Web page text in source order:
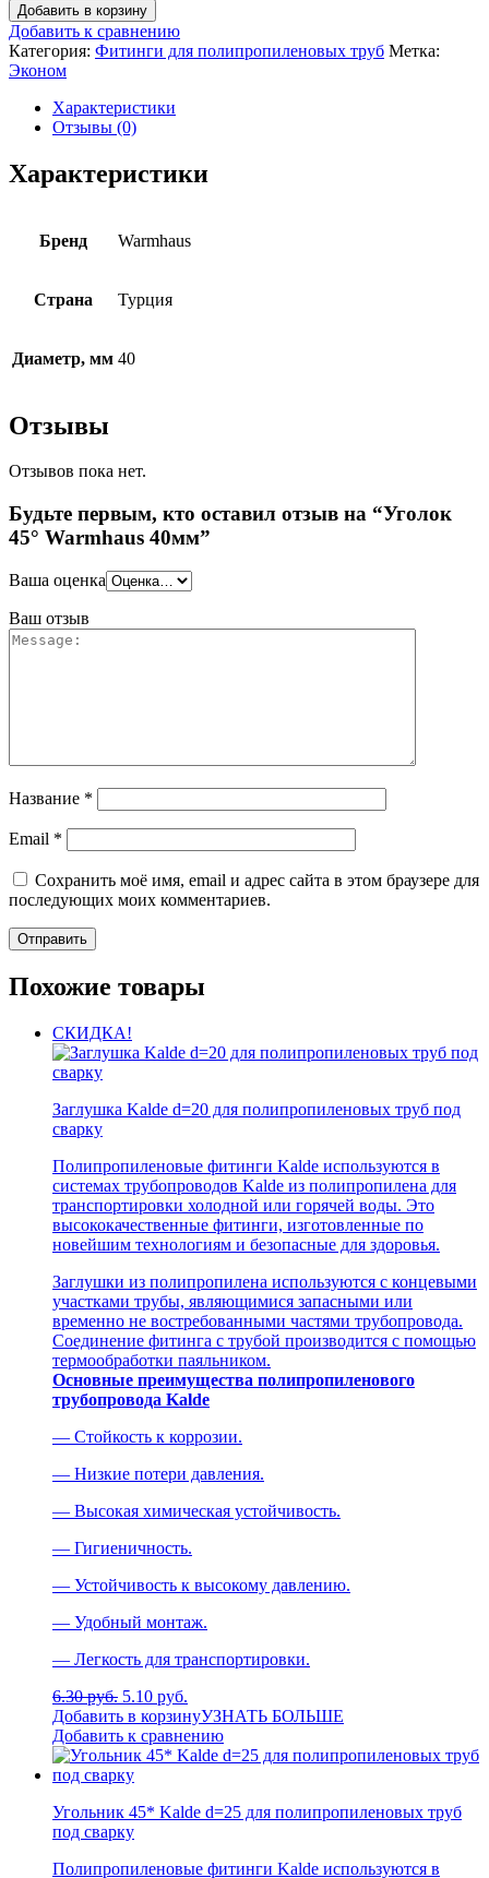
Добавить в корзину
Добавить к сравнению
Категория: Фитинги для полипропиленовых труб Метка:
Эконом
Характеристики
Отзывы (0)
Характеристики
Бренд Warmhaus
Страна Турция
Диаметр, мм 40
Отзывы
Отзывов пока нет.
Будьте первым, кто оставил отзыв на “Уголок
45° Warmhaus 40мм”
Ваша оценка
Ваш отзыв
Название *
Email *
Сохранить моё имя, email и адрес сайта в этом браузере для
последующих моих комментариев.
Похожие товары
СКИДКА!
Заглушка Kalde d=20 для полипропиленовых труб под
сварку
Полипропиленовые фитинги Kalde используются в
системах трубопроводов Kalde из полипропилена для
транспортировки холодной или горячей воды. Это
высококачественные фитинги, изготовленные по
новейшим технологиям и безопасные для здоровья.
Заглушки из полипропилена используются с концевыми
участками трубы, являющимися запасными или
временно не востребованными частями трубопровода.
Соединение фитинга с трубой производится с помощью
термообработки паяльником.
Основные преимущества полипропиленового
трубопровода Kalde
— Стойкость к коррозии.
— Низкие потери давления.
— Высокая химическая устойчивость.
— Гигиеничность.
— Устойчивость к высокому давлению.
— Удобный монтаж.
— Легкость для транспортировки.
6.30 руб. 5.10 руб.
Добавить в корзинуУЗНАТЬ БОЛЬШЕ
Добавить к сравнению
Угольник 45* Kalde d=25 для полипропиленовых труб
под сварку
Полипропиленовые фитинги Kalde используются в